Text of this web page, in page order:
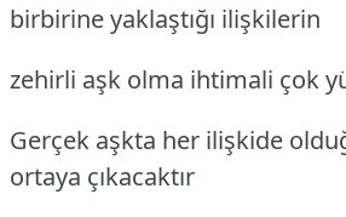
birbirine yaklaştığı ilişkilerin
zehirli aşk olma ihtimali çok
Gerçek aşkta her ilişkide
ortaya çıkacaktır